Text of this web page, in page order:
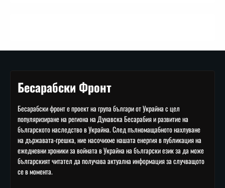
Бесарабски Фронт
Бесарабски фронт е проект на група българи от Украйна с цел
популяризиране на региона на Дунавска Бесарабия и развитие на
българското наследство в Украйна. След пълномащабното нахлуване
на държавата-грешка, ние насочихме нашата енергия в публикация на
ежедневни хроники за войната в Украйна на български език за да може
българският читател да получава актуална информация за случващото
се в момента.